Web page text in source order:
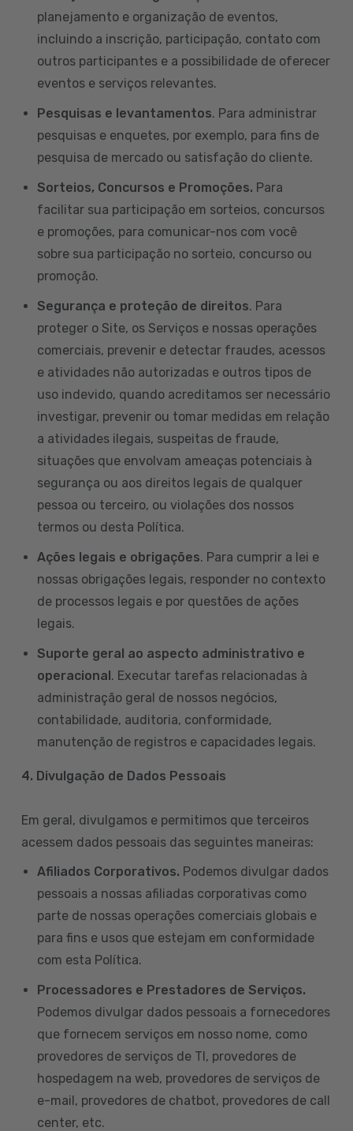
planejamento e organização de eventos,
incluindo a inscrição, participação, contato com
outros participantes e a possibilidade de oferecer
eventos e serviços relevantes.
Pesquisas e levantamentos. Para administrar
pesquisas e enquetes, por exemplo, para fins de
pesquisa de mercado ou satisfação do cliente.
Sorteios, Concursos e Promoções. Para
facilitar sua participação em sorteios, concursos
e promoções, para comunicar-nos com você
sobre sua participação no sorteio, concurso ou
promoção.
Segurança e proteção de direitos. Para
proteger o Site, os Serviços e nossas operações
comerciais, prevenir e detectar fraudes, acessos
e atividades não autorizadas e outros tipos de
uso indevido, quando acreditamos ser necessário
investigar, prevenir ou tomar medidas em relação
a atividades ilegais, suspeitas de fraude,
situações que envolvam ameaças potenciais à
segurança ou aos direitos legais de qualquer
pessoa ou terceiro, ou violações dos nossos
termos ou desta Política.
Ações legais e obrigações. Para cumprir a lei e
nossas obrigações legais, responder no contexto
de processos legais e por questões de ações
legais.
Suporte geral ao aspecto administrativo e
operacional. Executar tarefas relacionadas à
administração geral de nossos negócios,
contabilidade, auditoria, conformidade,
manutenção de registros e capacidades legais.
4. Divulgação de Dados Pessoais
Em geral, divulgamos e permitimos que terceiros
acessem dados pessoais das seguintes maneiras:
Afiliados Corporativos. Podemos divulgar dados
pessoais a nossas afiliadas corporativas como
parte de nossas operações comerciais globais e
para fins e usos que estejam em conformidade
com esta Política.
Processadores e Prestadores de Serviços.
Podemos divulgar dados pessoais a fornecedores
que fornecem serviços em nosso nome, como
provedores de serviços de TI, provedores de
hospedagem na web, provedores de serviços de
e-mail, provedores de chatbot, provedores de call
center, etc.